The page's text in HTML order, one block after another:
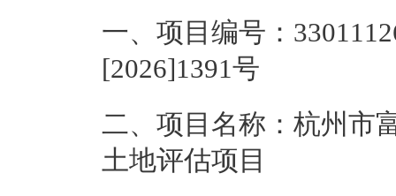
一、项目编号：
[2026]1391号
二、项目名称： 杭州市
土地评估项目